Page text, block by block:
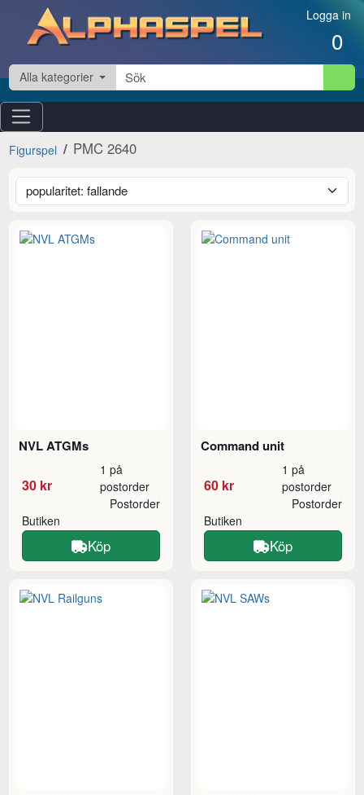
Hoppa till innehåll Logga in
0
Alla kategorier
Figurspel PMC 2640
NVL ATGMs
30 kr
1 på
postorder
Butiken
Postorder
Köp
Command unit
60 kr
1 på
postorder
Butiken
Postorder
Köp